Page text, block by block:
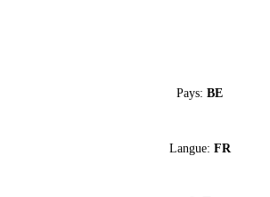
Pays: BE
Langue: FR